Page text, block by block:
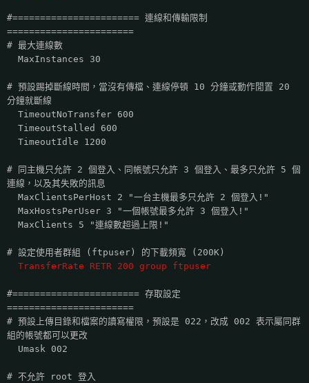
#======================= 連線和傳輸限制
=======================
# 最大連線數
MaxInstances 30
# 預設踢掉斷線時間，當沒有傳檔、連線停頓 10 分鐘或動作閒置 20
分鐘就斷線
TimeoutNoTransfer 600
TimeoutStalled 600
TimeoutIdle 1200
# 同主機只允許 2 個登入、同帳號只允許 3 個登入、最多只允許 5 個
連線，以及其失敗的訊息
MaxClientsPerHost 2 "一台主機最多只允許 2 個登入!"
MaxHostsPerUser 3 "一個帳號最多允許 3 個登入!"
MaxClients 5 "連線數超過上限!"
# 設定使用者群組 (ftpuser) 的下載頻寬 (200K)
TransferRate RETR 200 group ftpuser
#======================= 存取設定
=======================
# 預設上傳目錄和檔案的讀寫權限，預設是 022，改成 002 表示屬同群
組的帳號都可以更改
Umask 002
# 不允許 root 登入